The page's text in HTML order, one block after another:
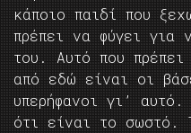
κάποιο παιδί που
πρέπει να φύγει για
του. Αυτό που
από εδώ είναι οι
υπερήφανοι γι’
ότι είναι το σωστό.